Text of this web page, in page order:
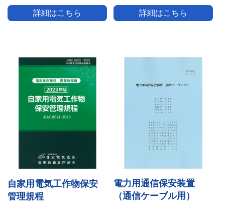
詳細はこちら 詳細はこちら
自家用電気工作物保安
管理規程
電力用通信保安装置
（通信ケーブル用）